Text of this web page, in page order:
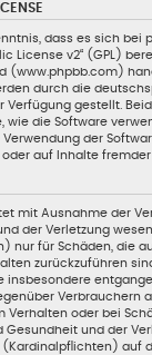
dass es sich bei
License v2“ (GPL)
(www.phpbb.com)
durch die
Verfügung gestellt.
wie die Software
der
auf Inhalte fremder
mit Ausnahme der
der Verletzung
nur für Schäden, die
zurückzuführen
insbesondere
Verbrauchern
Verhalten oder bei
Gesundheit und der
auf